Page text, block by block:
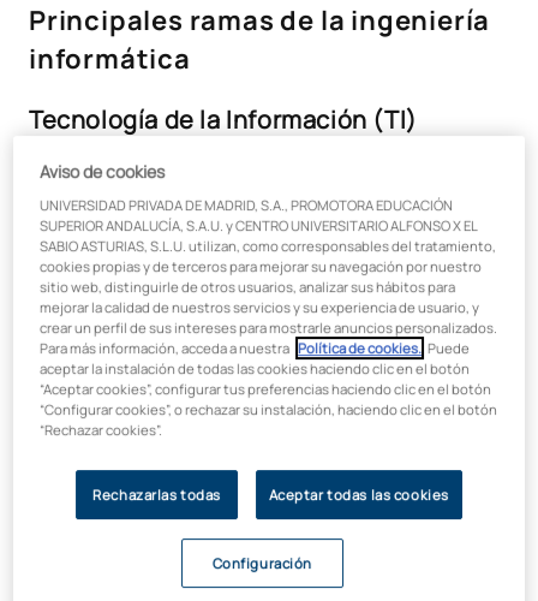
Realidad Virtual
Computación
Desarrollo Web
Desarrollo de Software
Seguridad Informática
Big Data
Redes Informáticas
¿Qué rama de la informática tiene más salidas?
Principales ramas de la ingeniería
informática
Tecnología de la Información (TI)
Esta es una de las ramas más amplias y populares de la
informática. LaTIse centra en el uso de sistemas de software
y hardware para gestionar y almacenar datos de manera
eficiente. Abarca laadministración de bases de datos, el
desarrollo de infraestructuras de TIy laimplementación
de soluciones tecnológicaspara empresas.
Administración de redes
Desarrollo de infraestructuras empresariales
Soporte técnico
Robótica
Esta área de la informática se enfoca en el
desarrollo de robots
. Los ingenieros que se especializan en
Aviso de cookies
UNIVERSIDAD PRIVADA DE MADRID, S.A., PROMOTORA EDUCACIÓN
SUPERIOR ANDALUCÍA, S.A.U. y CENTRO UNIVERSITARIO ALFONSO X EL
SABIO ASTURIAS, S.L.U. utilizan, como corresponsables del tratamiento,
cookies propias y de terceros para mejorar su navegación por nuestro
sitio web, distinguirle de otros usuarios, analizar sus hábitos para
mejorar la calidad de nuestros servicios y su experiencia de usuario, y
crear un perfil de sus intereses para mostrarle anuncios personalizados.
Para más información, acceda a nuestra Política de cookies. . Puede
aceptar la instalación de todas las cookies haciendo clic en el botón
“Aceptar cookies”, configurar tus preferencias haciendo clic en el botón
“Configurar cookies”, o rechazar su instalación, haciendo clic en el botón
“Rechazar cookies”.
Rechazarlas todas Aceptar todas las cookies
Configuración